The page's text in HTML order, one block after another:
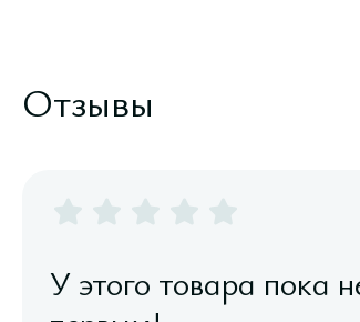
Отзывы
У этого товара пока